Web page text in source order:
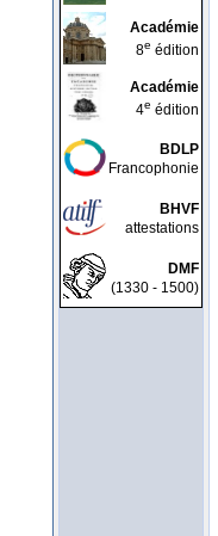
Académie
8e édition
Académie
4e édition
BDLP
Francophonie
BHVF
attestations
DMF
(1330 - 1500)